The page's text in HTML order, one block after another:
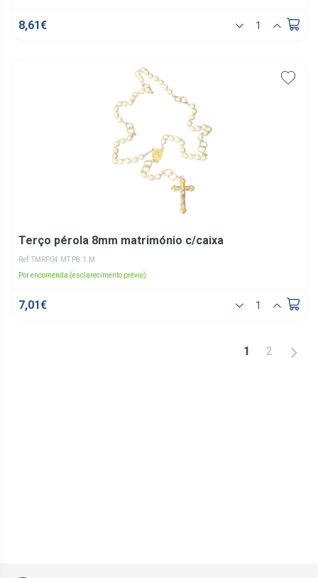
8,61€
Terço pérola 8mm matrimónio c/caixa
Ref: TMRP04.MT.P8.1.M
Por encomenda (esclarecimento prévio)
7,01€
1 2